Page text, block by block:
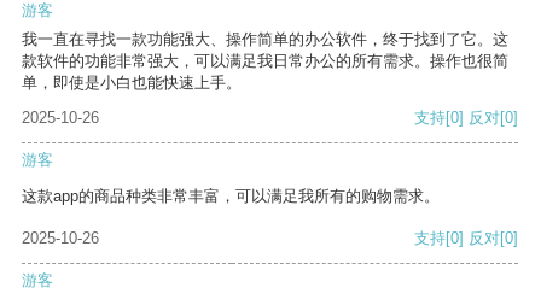
游客
我一直在寻找一款功能强大、操作简单的办公软件，终于找到了它。这
款软件的功能非常强大，可以满足我日常办公的所有需求。操作也很简
单，即使是小白也能快速上手。
2025-10-26
支持[0] 反对[0]
游客
这款app的商品种类非常丰富，可以满足我所有的购物需求。
2025-10-26 支持[0] 反对[0]
游客